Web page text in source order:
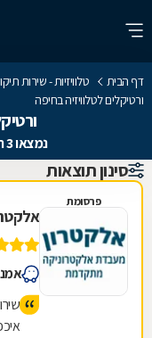
דף הבית טלוויזיות - שירות
ורטיקלים לטלוויזיה בחיפה
נמצאו 3 תיקון טלוויזיות ושירותי ביטוח
סינון תוצאות
פרסומת
אמנון